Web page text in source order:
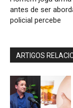
antes de ser
policial percebe
ARTIGOS